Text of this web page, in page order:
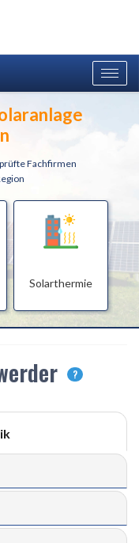
Fachfirmen
Solarthermie
?